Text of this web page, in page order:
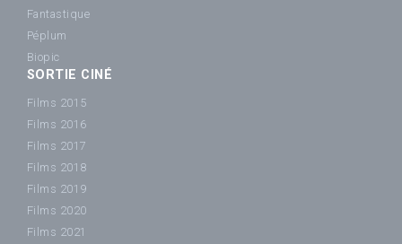
Fantastique
Péplum
Biopic
SORTIE CINÉ
Films 2015
Films 2016
Films 2017
Films 2018
Films 2019
Films 2020
Films 2021